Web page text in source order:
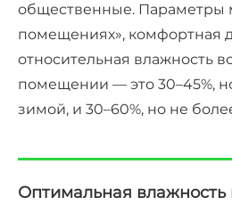
общественные. Параметры
помещениях», комфортная
относительная влажность
помещении — это 30–45%,
зимой, и 30–60%, но не
Оптимальная влажность